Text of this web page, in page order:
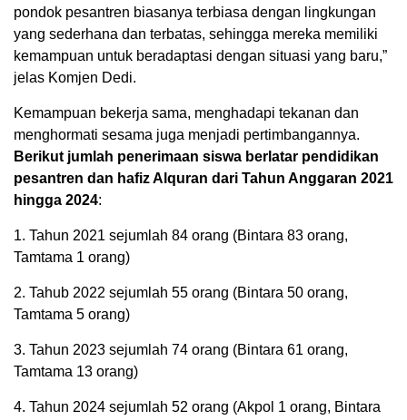
pondok pesantren biasanya terbiasa dengan lingkungan
yang sederhana dan terbatas, sehingga mereka memiliki
kemampuan untuk beradaptasi dengan situasi yang baru,”
jelas Komjen Dedi.
Kemampuan bekerja sama, menghadapi tekanan dan
menghormati sesama juga menjadi pertimbangannya.
Berikut jumlah penerimaan siswa berlatar pendidikan
pesantren dan hafiz Alquran dari Tahun Anggaran 2021
hingga 2024:
1. Tahun 2021 sejumlah 84 orang (Bintara 83 orang,
Tamtama 1 orang)
2. Tahub 2022 sejumlah 55 orang (Bintara 50 orang,
Tamtama 5 orang)
3. Tahun 2023 sejumlah 74 orang (Bintara 61 orang,
Tamtama 13 orang)
4. Tahun 2024 sejumlah 52 orang (Akpol 1 orang, Bintara